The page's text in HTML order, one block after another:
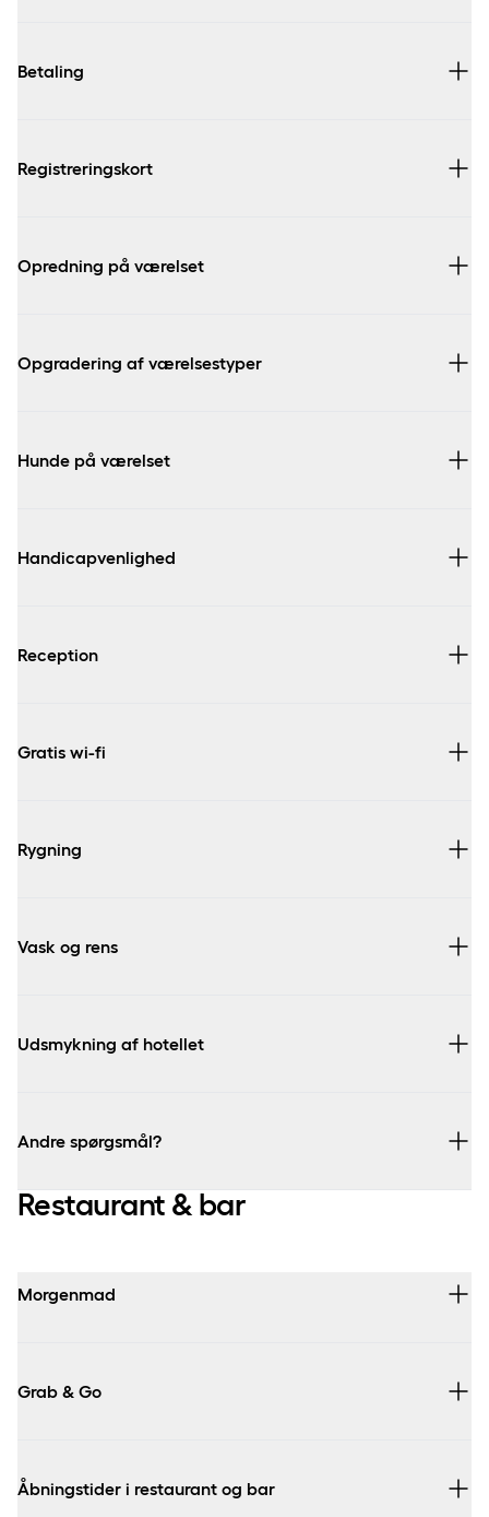
Betaling
Registreringskort
Opredning på værelset
Opgradering af værelsestyper
Hunde på værelset
Handicapvenlighed
Reception
Gratis wi-fi
Rygning
Vask og rens
Udsmykning af hotellet
Andre spørgsmål?
46 323 131
Restaurant & bar
Morgenmad
Grab & Go
Åbningstider i restaurant og bar